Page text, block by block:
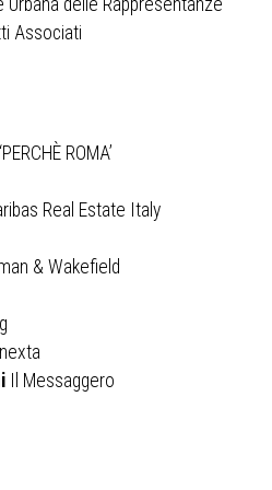
Urbana delle Rappresentanze
Associati
ROMA’
Real Estate Italy
& Wakefield
Il Messaggero